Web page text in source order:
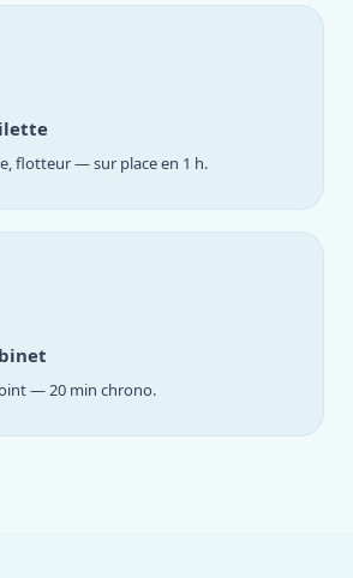
flotteur — sur place en 1 h.
— 20 min chrono.